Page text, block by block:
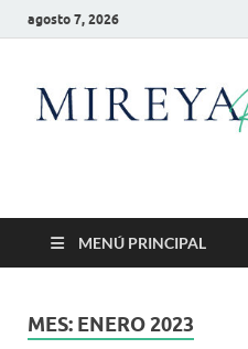
agosto 7, 2026
Mireya
MENÚ PRINCIPAL
MES: ENERO 2023